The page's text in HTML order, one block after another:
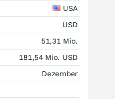
USA
USD
51,31 Mio.
181,54 Mio. USD
Dezember